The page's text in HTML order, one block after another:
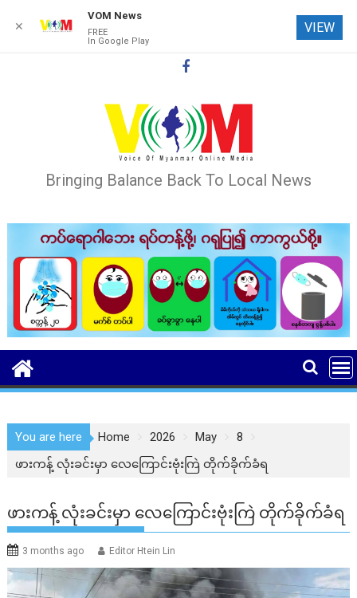
Bringing Balance Back To Local News
You are here Home 2026 May
8
ဖားကန့် လုံးခင်းမှာ လေကြောင်းဗုံးကြဲ တိုက်ခိုက်ခံရ
ဖားကန့် လုံးခင်းမှာ လေကြောင်းဗုံးကြဲ တိုက်ခိုက်ခံရ
3 months ago Editor Htein Lin
✕
VOM News
FREE
In Google Play
VIEW